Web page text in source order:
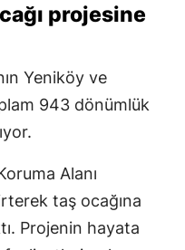
projesine
Yeniköy ve
943 dönümlük
Alanı
taş ocağına
Projenin hayata